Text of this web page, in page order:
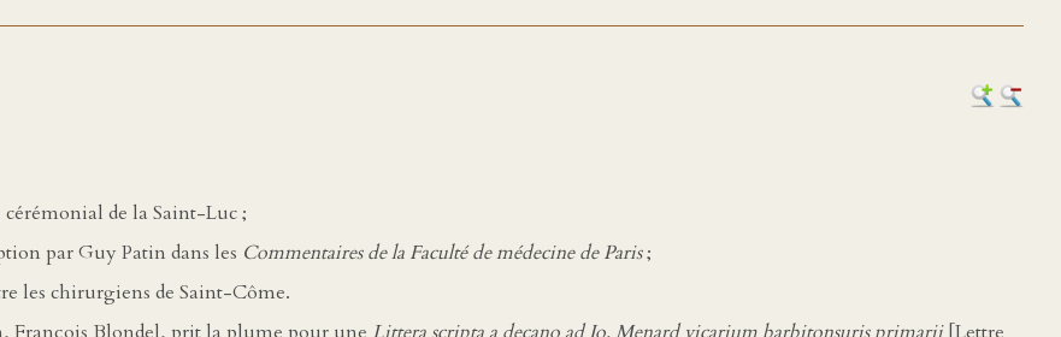
de la Saint-Luc ;
par Guy Patin dans les Commentaires de la Faculté de médecine de Paris;
les chirurgiens de Saint-Côme.